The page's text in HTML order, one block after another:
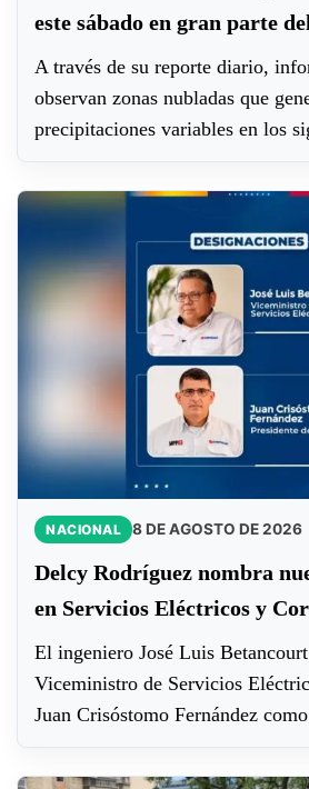
este sábado en gran parte
A través de su reporte diario,
observan zonas nubladas que
precipitaciones variables en los
NACIONAL 8 DE AGOSTO DE 2026
Delcy Rodríguez nombra
en Servicios Eléctricos y
El ingeniero José Luis
Viceministro de Servicios
Juan Crisóstomo Fernández